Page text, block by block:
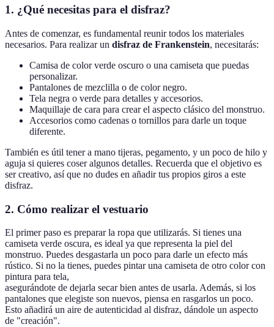
1. ¿Qué necesitas para el disfraz?
Antes de comenzar, es fundamental reunir todos los materiales
necesarios. Para realizar un disfraz de Frankenstein, necesitarás:
Camisa de color verde oscuro o una camiseta que puedas
personalizar.
Pantalones de mezclilla o de color negro.
Tela negra o verde para detalles y accesorios.
Maquillaje de cara para crear el aspecto clásico del monstruo.
Accesorios como cadenas o tornillos para darle un toque
diferente.
También es útil tener a mano tijeras, pegamento, y un poco de hilo y
aguja si quieres coser algunos detalles. Recuerda que el objetivo es
ser creativo, así que no dudes en añadir tus propios giros a este
disfraz.
2. Cómo realizar el vestuario
El primer paso es preparar la ropa que utilizarás. Si tienes una
camiseta verde oscura, es ideal ya que representa la piel del
monstruo. Puedes desgastarla un poco para darle un efecto más
rústico. Si no la tienes, puedes pintar una camiseta de otro color con
pintura para tela,
asegurándote de dejarla secar bien antes de usarla. Además, si los
pantalones que elegiste son nuevos, piensa en rasgarlos un poco.
Esto añadirá un aire de autenticidad al disfraz, dándole un aspecto
de "creación".